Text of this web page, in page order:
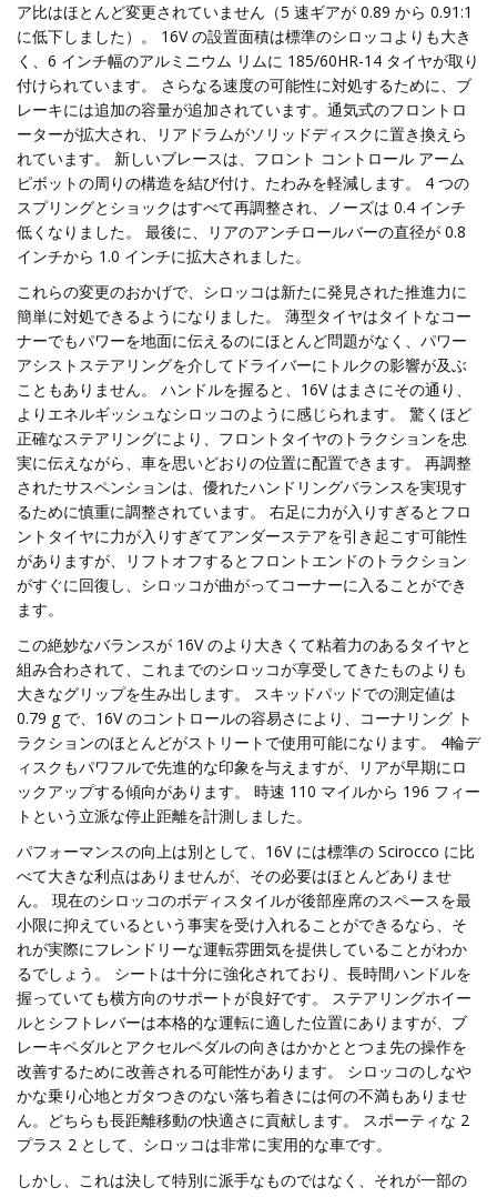
ア比はほとんど変更されていません（5 速ギアが 0.89 から 0.91:1
に低下しました）。 16V の設置面積は標準のシロッコよりも大き
く、6 インチ幅のアルミニウム リムに 185/60HR-14 タイヤが取り
付けられています。 さらなる速度の可能性に対処するために、ブ
レーキには追加の容量が追加されています。通気式のフロントロ
ーターが拡大され、リアドラムがソリッドディスクに置き換えら
れています。 新しいブレースは、フロント コントロール アーム
ピボットの周りの構造を結び付け、たわみを軽減します。 4 つの
スプリングとショックはすべて再調整され、ノーズは 0.4 インチ
低くなりました。 最後に、リアのアンチロールバーの直径が 0.8
インチから 1.0 インチに拡大されました。
これらの変更のおかげで、シロッコは新たに発見された推進力に
簡単に対処できるようになりました。 薄型タイヤはタイトなコー
ナーでもパワーを地面に伝えるのにほとんど問題がなく、パワー
アシストステアリングを介してドライバーにトルクの影響が及ぶ
こともありません。 ハンドルを握ると、16V はまさにその通り、
よりエネルギッシュなシロッコのように感じられます。 驚くほど
正確なステアリングにより、フロントタイヤのトラクションを忠
実に伝えながら、車を思いどおりの位置に配置できます。 再調整
されたサスペンションは、優れたハンドリングバランスを実現す
るために慎重に調整されています。 右足に力が入りすぎるとフロ
ントタイヤに力が入りすぎてアンダーステア​​を引き起こす可能性
がありますが、リフトオフするとフロントエンドのトラクション
がすぐに回復し、シロッコが曲がってコーナーに入ることができ
ます。
この絶妙なバランスが 16V のより大きくて粘着力のあるタイヤと
組み合わされて、これまでのシロッコが享受してきたものよりも
大きなグリップを生み出します。 スキッドパッドでの測定値は
0.79 g で、16V のコントロールの容易さにより、コーナリング ト
ラクションのほとんどがストリートで使用可能になります。 4輪デ
ィスクもパワフルで先進的な印象を与えますが、リアが早期にロ
ックアップする傾向があります。 時速 110 マイルから 196 フィー
トという立派な停止距離を計測しました。
パフォーマンスの向上は別として、16V には標準の Scirocco に比
べて大きな利点はありませんが、その必要はほとんどありませ
ん。 現在のシロッコのボディスタイルが後部座席のスペースを最
小限に抑えているという事実を受け入れることができるなら、そ
れが実際にフレンドリーな運転雰囲気を提供していることがわか
るでしょう。 シートは十分に強化されており、長時間ハンドルを
握っていても横方向のサポートが良好です。 ステアリングホイー
ルとシフトレバーは本格的な運転に適した位置にありますが、ブ
レーキペダルとアクセルペダルの向きはかかととつま先の操作を
改善するために改善される可能性があります。 シロッコのしなや
かな乗り心地とガタつきのない落ち着きには何の不満もありませ
ん。どちらも長距離移動の快適さに貢献します。 スポーティな 2
プラス 2 として、シロッコは非常に実用的な車です。
しかし、これは決して特別に派手なものではなく、それが一部の